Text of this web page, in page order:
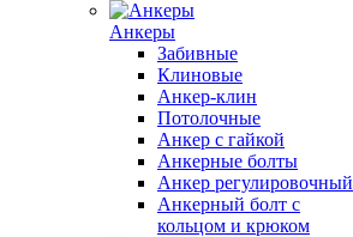
Анкеры
Забивные
Клиновые
Анкер-клин
Потолочные
Анкер с гайкой
Анкерные болты
Анкер регулировочный
Анкерный болт с
кольцом и крюком